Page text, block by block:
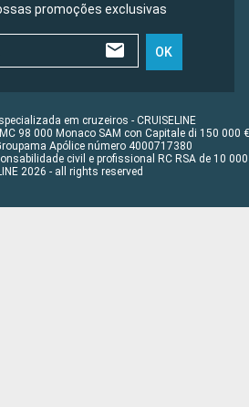
promoções exclusivas
OK
em cruzeiros - CRUISELINE
98 000 Monaco SAM con Capitale di 150 000 €
Apólice número 4000717380
civil e profissional RC RSA de 10 000
2026 - all rights reserved